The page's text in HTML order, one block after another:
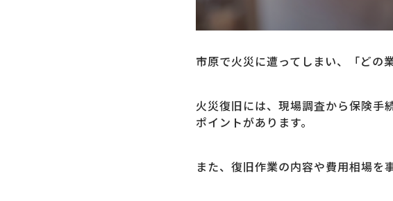
市原で火災に遭ってしまい、「どの
火災復旧には、現場調査から保険手
ポイントがあります。
また、復旧作業の内容や費用相場を